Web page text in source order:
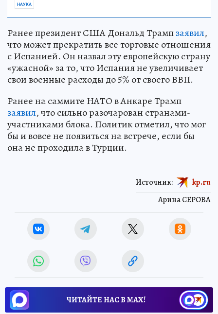
НАУКА
Ранее президент США Дональд Трампзаявил,
что может прекратить все торговые отношения
с Испанией. Он назвал эту европейскую страну
«ужасной» за то, что Испания не увеличивает
свои военные расходы до 5% от своего ВВП.
Ранее на саммите НАТО в Анкаре Трамп
заявил, что сильно разочарован странами-
участниками блока. Политик отметил, что мог
бы и вовсе не появиться на встрече, если бы
она не проходила в Турции.
Арина СЕРОВА
Источник: kp.ru
ЧИТАЙТЕ НАС В МАХ!